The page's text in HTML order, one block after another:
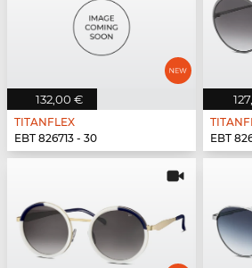
132,00 €
TITANFLEX
EBT 826713 - 30
EBT